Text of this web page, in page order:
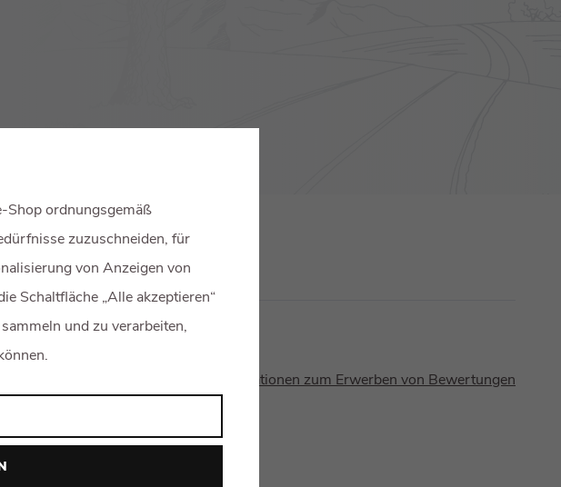
Informationen zum Erwerben von Bewertungen
Shop ordnungsgemäß
zuzuschneiden, für
von Anzeigen von
Schaltfläche „Alle akzeptieren“
und zu verarbeiten,